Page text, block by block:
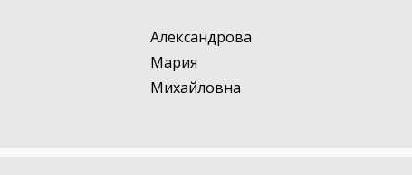
Александрова
Мария
Михайловна